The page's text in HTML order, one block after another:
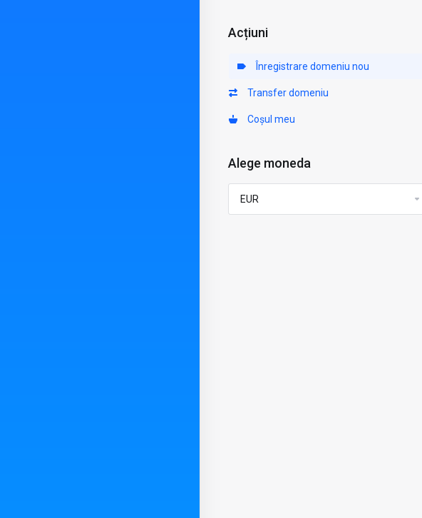
Acțiuni
Înregistrare domeniu nou
Transfer domeniu
Coșul meu
Alege moneda